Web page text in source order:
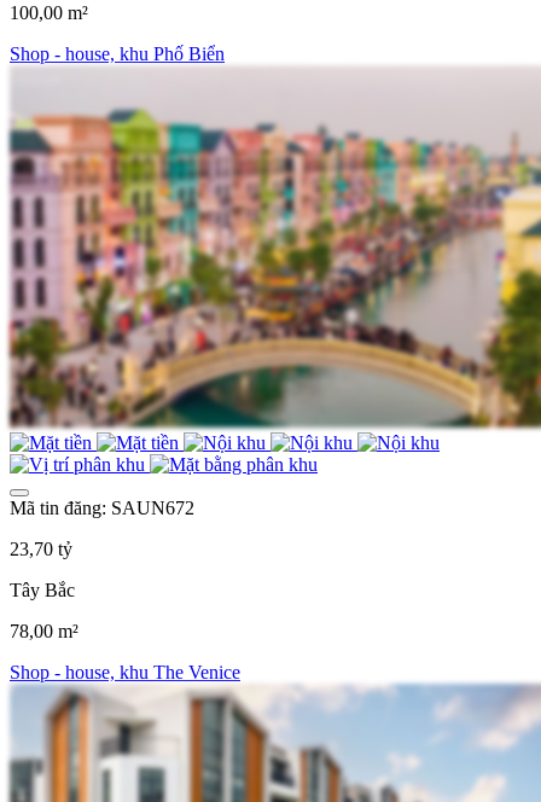
100,00 m²
Shop - house, khu Phố Biển
Mã tin đăng: SAUN672
23,70 tỷ
Tây Bắc
78,00 m²
Shop - house, khu The Venice